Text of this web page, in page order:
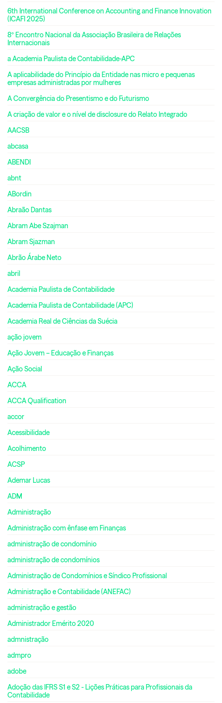
6th International Conference on Accounting and Finance Innovation
(ICAFI 2025)
8º Encontro Nacional da Associação Brasileira de Relações
Internacionais
a Academia Paulista de Contabilidade-APC
A aplicabilidade do Princípio da Entidade nas micro e pequenas
empresas administradas por mulheres
A Convergência do Presentismo e do Futurismo
A criação de valor e o nível de disclosure do Relato Integrado
AACSB
abcasa
ABENDI
abnt
ABordin
Abraão Dantas
Abram Abe Szajman
Abram Sjazman
Abrão Árabe Neto
abril
Academia Paulista de Contabilidade
Academia Paulista de Contabilidade (APC)
Academia Real de Ciências da Suécia
ação jovem
Ação Jovem – Educação e Finanças
Ação Social
ACCA
ACCA Qualification
accor
Acessibilidade
Acolhimento
ACSP
Ademar Lucas
ADM
Administração
Administração com ênfase em Finanças
administração de condomínio
administração de condomínios
Administração de Condomínios e Síndico Profissional
Administração e Contabilidade (ANEFAC)
administração e gestão
Administrador Emérito 2020
admnistração
admpro
adobe
Adoção das IFRS S1 e S2 - Lições Práticas para Profissionais da
Contabilidade